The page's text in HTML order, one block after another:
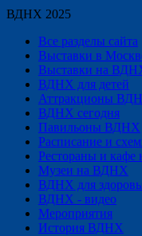
ВДНХ 2025
Все разделы сайта
Выставки в
Выставки на
ВДНХ для детей
Аттракционы
ВДНХ сегодня
Павильоны ВДНХ
Расписание и
Рестораны и
Музеи на ВДНХ
ВДНХ для
ВДНХ - видео
Мероприятия
История ВДНХ